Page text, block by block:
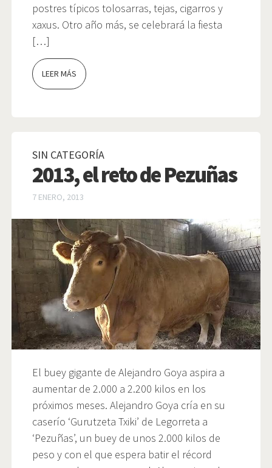
postres típicos tolosarras, tejas, cigarros y
xaxus. Otro año más, se celebrará la fiesta
[…]
LEER MÁS
SIN CATEGORÍA
2013, el reto de Pezuñas
7 ENERO, 2013
El buey gigante de Alejandro Goya aspira a
aumentar de 2.000 a 2.200 kilos en los
próximos meses. Alejandro Goya cría en su
caserío ‘Gurutzeta Txiki’ de Legorreta a
‘Pezuñas’, un buey de unos 2.000 kilos de
peso y con el que espera batir el récord